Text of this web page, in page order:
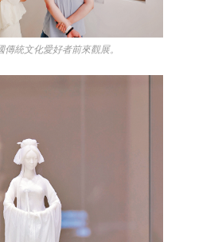
傳統文化愛好者前來觀展。